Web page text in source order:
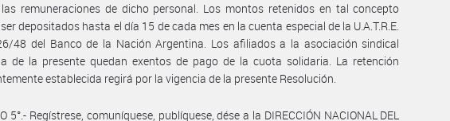
remuneraciones de dicho personal. Los montos retenidos en tal concepto
depositados hasta el día 15 de cada mes en la cuenta especial de la U.A.T.R.E.
48 del Banco de la Nación Argentina. Los afiliados a la asociación sindical
de la presente quedan exentos de pago de la cuota solidaria. La retención
establecida regirá por la vigencia de la presente Resolución.
5°.- Regístrese, comuníquese, publíquese, dése a la DIRECCIÓN NACIONAL DEL